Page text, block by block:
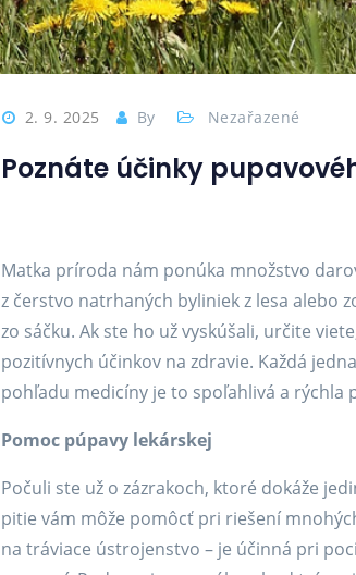
2. 9. 2025 By Nezařazené
Poznáte účinky
Matka príroda nám ponúka množstvo
z čerstvo natrhaných byliniek z lesa alebo
zo sáčku. Ak ste ho už vyskúšali, určite
pozitívnych účinkov na zdravie. Každá
pohľadu medicíny je to spoľahlivá a
Pomoc púpavy lekárskej
Počuli ste už o zázrakoch, ktoré dokáže
pitie vám môže pomôcť pri riešení
na tráviace ústrojenstvo – je účinná pri